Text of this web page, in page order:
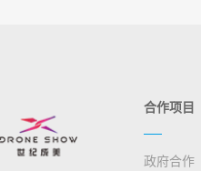
合作项目
政府合作